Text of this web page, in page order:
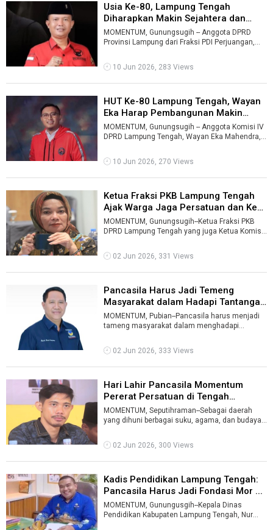
Usia Ke-80, Lampung Tengah
Diharapkan Makin Sejahtera dan
Berdaya ...
MOMENTUM, Gunungsugih -- Anggota DPRD
Provinsi Lampung dari Fraksi PDI Perjuangan,
10 Jun 2026, 283 Views
HUT Ke-80 Lampung Tengah, Wayan
Eka Harap Pembangunan Makin
Merat ...
MOMENTUM, Gunungsugih -- Anggota Komisi IV
DPRD Lampung Tengah, Wayan Eka Mahendra,
10 Jun 2026, 270 Views
Ketua Fraksi PKB Lampung Tengah
Ajak Warga Jaga Persatuan dan Ked
...
MOMENTUM, Gunungsugih--Ketua Fraksi PKB
DPRD Lampung Tengah yang juga Ketua Komisi
02 Jun 2026, 331 Views
Pancasila Harus Jadi Temeng
Masyarakat dalam Hadapi Tantangan
Keh ...
MOMENTUM, Pubian--Pancasila harus menjadi
tameng masyarakat dalam menghadapi
02 Jun 2026, 333 Views
Hari Lahir Pancasila Momentum
Pererat Persatuan di Tengah
Keberag ...
MOMENTUM, Seputihraman--Sebagai daerah
yang dihuni berbagai suku, agama, dan budaya,
...
02 Jun 2026, 300 Views
Kadis Pendidikan Lampung Tengah:
Pancasila Harus Jadi Fondasi Mor ...
MOMENTUM, Gunungusgih--Kepala Dinas
Pendidikan Kabupaten Lampung Tengah, Nur